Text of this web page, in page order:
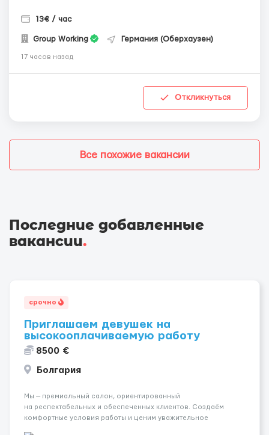
13€ / час
Group Working Германия (Оберхаузен)
17 часов назад
Откликнуться
Все похожие вакансии
Последние добавленные
вакансии.
срочно
Приглашаем девушек на
высокооплачиваемую работу
8500 €
Болгария
Мы — премиальный салон, ориентированный
на респектабельных и обеспеченных клиентов. Создаём
комфортные условия работы и ценим уважительное